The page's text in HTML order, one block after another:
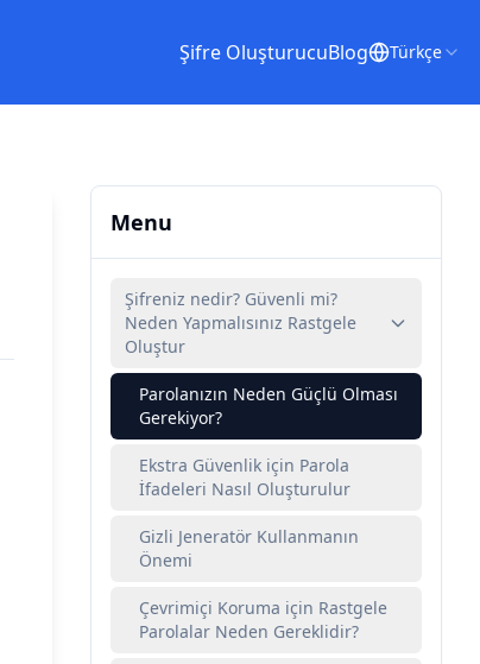
Şifre OluşturucuBlog Türkçe
Menu
Şifreniz nedir? Güvenli mi?
Neden Yapmalısınız Rastgele
Oluştur
Parolanızın Neden Güçlü Olması
Gerekiyor?
Ekstra Güvenlik için Parola
İfadeleri Nasıl Oluşturulur
Gizli Jeneratör Kullanmanın
Önemi
Çevrimiçi Koruma için Rastgele
Parolalar Neden Gereklidir?